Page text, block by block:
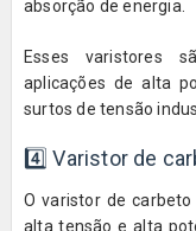
absorção de energia.
Esses varistores
aplicações de alta
surtos de tensão
4️⃣ Varistor de
O varistor de
alta tensão e alta